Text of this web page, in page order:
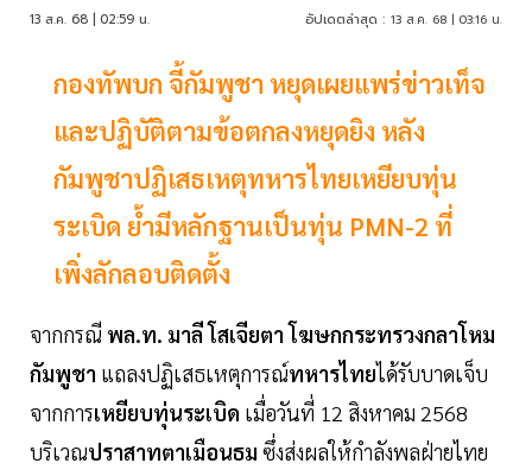
13 ส.ค. 68 | 02:59 น. อัปเดตล่าสุด : 13 ส.ค. 68 | 03:16 น.
กองทัพบก จี้กัมพูชา หยุดเผยแพร่ข่าวเท็จ
และปฏิบัติตามข้อตกลงหยุดยิง หลัง
กัมพูชาปฏิเสธเหตุทหารไทยเหยียบทุ่น
ระเบิด ย้ำมีหลักฐานเป็นทุ่น PMN-2 ที่
เพิ่งลักลอบติดตั้ง
จากกรณี พล.ท. มาลี โสเจียตา โฆษกกระทรวงกลาโหม
กัมพูชา แถลงปฏิเสธเหตุการณ์ทหารไทยได้รับบาดเจ็บ
จากการเหยียบทุ่นระเบิด เมื่อวันที่ 12 สิงหาคม 2568
บริเวณปราสาทตาเมือนธม ซึ่งส่งผลให้กำลังพลฝ่ายไทย